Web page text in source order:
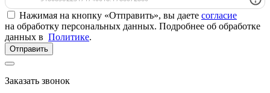
Нажимая на кнопку «Отправить», вы даете согласие
на обработку персональных данных. Подробнее об обработке
данных в Политике.
Отправить
Заказать звонок